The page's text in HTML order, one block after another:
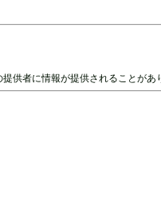
供者に情報が提供されることが